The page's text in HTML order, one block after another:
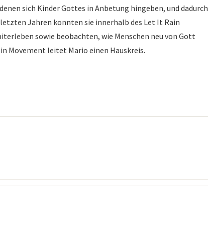
sich Kinder Gottes in Anbetung hingeben, und dadurch
Jahren konnten sie innerhalb des Let It Rain
sowie beobachten, wie Menschen neu von Gott
Movement leitet Mario einen Hauskreis.